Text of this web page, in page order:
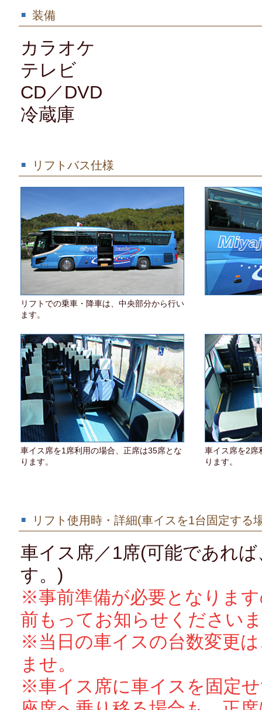
装備
カラオケ
テレビ
CD／DVD
冷蔵庫
リフトバス仕様
リフトでの乗車・降車は、中央部分から行い
ます。
車イス席を1席利用の場合、正席は35席とな
ります。
車イス席を2席
ります。
リフト使用時・詳細(車イスを1台固定する
車イス席／1席(可能であれ
す。)
※事前準備が必要となりま
前もってお知らせください
※当日の車イスの台数変更
ませ。
※車イス席に車イスを固定